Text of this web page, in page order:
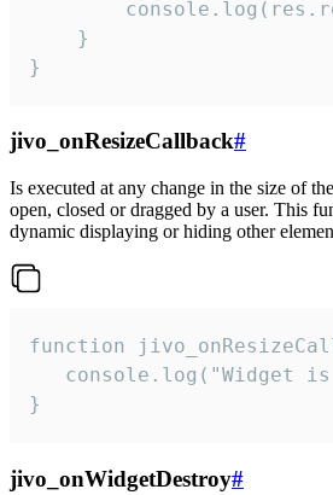
    }
}
jivo_onResizeCallback#
Is executed at any change in the size of
open, closed or dragged by a user. This
dynamic displaying or hiding other
function
console.log("Widget
}
jivo_onWidgetDestroy#